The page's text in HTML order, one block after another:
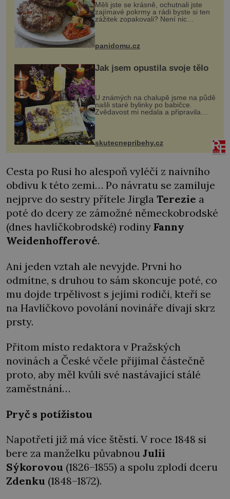
Měli jste se krásně, ochutnali jste
zajímavé pokrmy a rádi byste si ten
zážitek zopakovali? Není nic
snazšího. Pljeskavica (10 porcí)
Možná jste ji ochutnali na dovolené v
panidomu.cz
Jak jsem opustila svoje tělo
U známých na chalupě jsme na půdě
našli staré bylinky po babičce.
Zvědavost mi nedala a připravila
jsem si z nich lektvar… Zimní pobyt
na chalupě se pro mě vlastní vinou
změnil v děsivý zážitek, na kt...
skutecnepribehy.cz
Cesta po Rusi ho alespoň vyléčí z naivního
obdivu k této zemi… Po návratu se zamiluje
nejprve do sestry přítele Jirgla Terezie a
poté do dcery ze zámožné německobrodské
(dnes havlíčkobrodské) rodiny Fanny
Weidenhofferové.
Ani jeden vztah ale nevyjde. První ho
odmítne, s druhou to sám skoncuje poté, co
mu dojde trpělivost s jejími rodiči, kteří se
na Havlíčkovo povolání novináře dívají skrz
prsty.
Přitom místo redaktora v Pražských
novinách a České včele přijímal částečně
proto, aby měl kvůli své nastávající stálé
zaměstnání…
Pryč s potížistou
Napotřetí již má více štěstí. V roce 1848 si
bere za manželku půvabnou Julii
Sýkorovou (1826–1855) a spolu zplodí dceru
Zdenku (1848–1872).